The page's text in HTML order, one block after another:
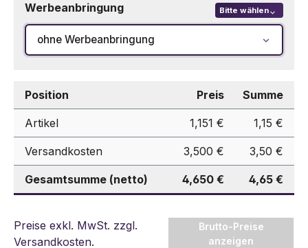
Werbeanbringung Bitte wählen
ohne Werbeanbringung
Position Preis Summe
Artikel 1,151 € 1,15 €
Versandkosten 3,500 € 3,50 €
Gesamtsumme (netto) 4,650 € 4,65 €
Preise exkl. MwSt. zzgl.
Versandkosten.
Brutto-Preise
anzeigen